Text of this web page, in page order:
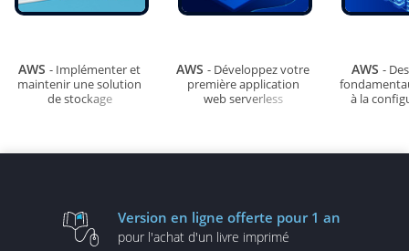
AWS - Implémenter et
maintenir une solution
de stockage
AWS - Développez votre
première application
web serverless
AWS -
à la
Version en ligne offerte pour 1 an
pour l'achat d'un livre imprimé